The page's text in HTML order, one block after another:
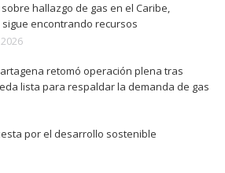
hallazgo de gas en el Caribe,
sigue encontrando recursos
retomó operación plena tras
lista para respaldar la demanda de gas
por el desarrollo sostenible